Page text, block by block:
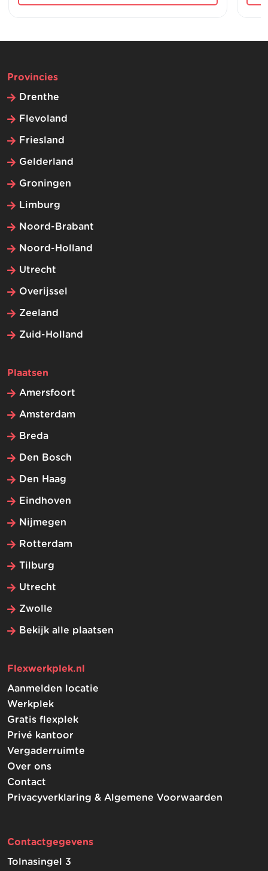
Flexwerkplek.nl
Aanmelden locatie
Werkplek
Gratis flexplek
Privé kantoor
Vergaderruimte
Over ons
Contact
Privacyverklaring & Algemene Voorwaarden
Provincies
Drenthe
Flevoland
Friesland
Gelderland
Groningen
Limburg
Noord-Brabant
Noord-Holland
Utrecht
Overijssel
Zeeland
Zuid-Holland
Plaatsen
Amersfoort
Amsterdam
Breda
Den Bosch
Den Haag
Eindhoven
Nijmegen
Rotterdam
Tilburg
Utrecht
Zwolle
Bekijk alle plaatsen
Contactgegevens
Tolnasingel 3